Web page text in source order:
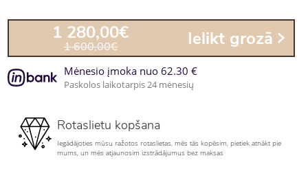
1 280,00€
1 600,00€ Ielikt grozā
Mėnesio įmoka nuo 62.30 €
Paskolos laikotarpis 24 mėnesių
Rotaslietu kopšana
Iegādājoties mūsu ražotos rotaslietas, mēs tās kopēsim, pietiek atnākt pie
mums, un mēs atjaunosim izstrādājumus bez maksas